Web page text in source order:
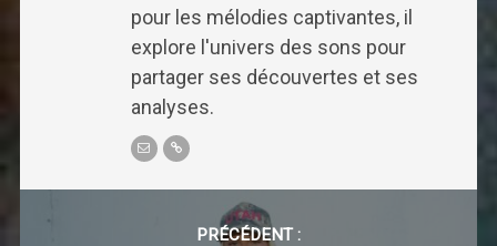
pour les mélodies captivantes, il
explore l'univers des sons pour
partager ses découvertes et ses
analyses.
PRÉCÉDENT :